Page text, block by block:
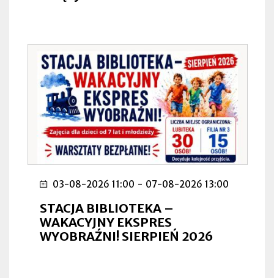
03-08-2026 11:00 - 07-08-2026 13:00
STACJA BIBLIOTEKA –
WAKACYJNY EKSPRES
WYOBRAŹNI! SIERPIEŃ 2026